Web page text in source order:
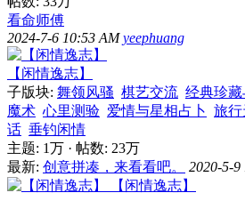
看命师傅
2024-7-6 10:53 AMyeephuang
【闲情逸志】
子版块: 舞领风骚 棋艺交流 经典珍
魔术 心里测验 爱情与星相占卜 旅行
话 垂钓闲情
主题: 1万 · 帖数: 23万
最新: 创意拼凑，来看看吧。 2020-5-
【闲情逸志】